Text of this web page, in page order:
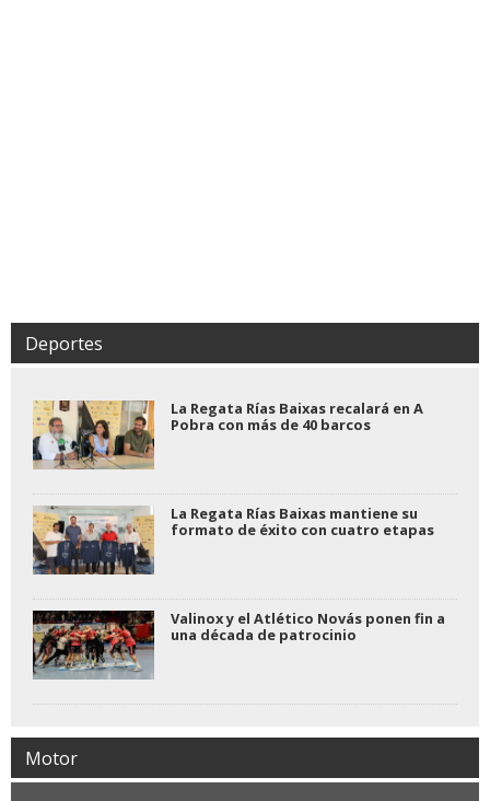
Deportes
La Regata Rías Baixas recalará en A
Pobra con más de 40 barcos
La Regata Rías Baixas mantiene su
formato de éxito con cuatro etapas
Valinox y el Atlético Novás ponen fin a
una década de patrocinio
Motor